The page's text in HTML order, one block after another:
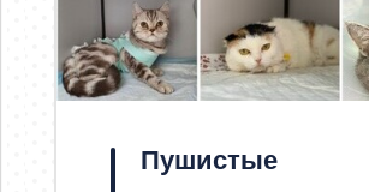
Пушистые